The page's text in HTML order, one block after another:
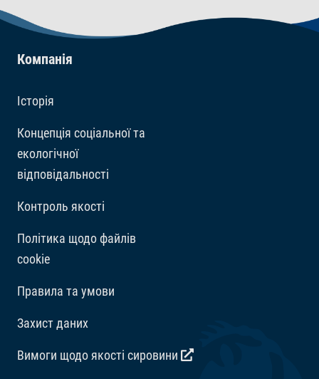
Інгредієнти
Сирі протеїни 33%, Сирий жир 5,5%, Сира клітковина
Добавки
Вітаміни: Вітамін D3 1720 МО/кг. Регулятори
кислотності: Лимонна кислота 274 мг/кг.
Компанія
Історія
Концепція соціальної та
екологічної
відповідальності
Контроль якості
Політика щодо файлів
cookie
Правила та умови
Захист даних
Вимоги щодо якості сировини